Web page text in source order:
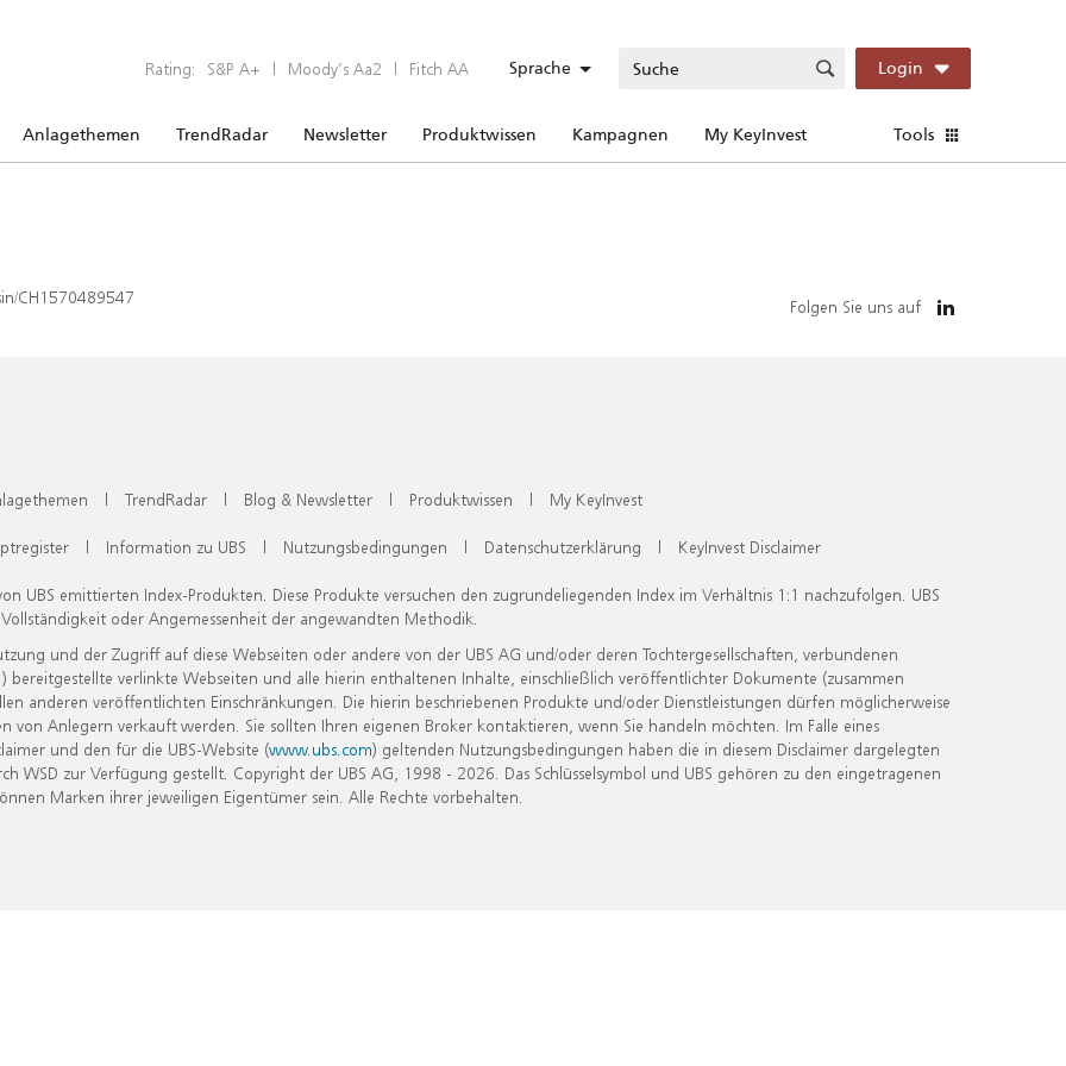
Rating: S&P A+ | Moody’s Aa2 | Fitch AA Sprache Login
Anlagethemen TrendRadar Newsletter Produktwissen Kampagnen My KeyInvest Tools
CH1570489547 Folgen Sie uns auf
| TrendRadar | Blog & Newsletter | Produktwissen | My KeyInvest
| Information zu UBS | Nutzungsbedingungen | Datenschutzerklärung | KeyInvest Disclaimer
UBS emittierten Index-Produkten. Diese Produkte versuchen den zugrundeliegenden Index im Verhältnis 1:1 nachzufolgen. UBS
oder Angemessenheit der angewandten Methodik.
und der Zugriff auf diese Webseiten oder andere von der UBS AG und/oder deren Tochtergesellschaften, verbundenen
verlinkte Webseiten und alle hierin enthaltenen Inhalte, einschließlich veröffentlichter Dokumente (zusammen
anderen veröffentlichten Einschränkungen. Die hierin beschriebenen Produkte und/oder Dienstleistungen dürfen möglicherweise
Anlegern verkauft werden. Sie sollten Ihren eigenen Broker kontaktieren, wenn Sie handeln möchten. Im Falle eines
und den für die UBS-Website (www.ubs.com) geltenden Nutzungsbedingungen haben die in diesem Disclaimer dargelegten
zur Verfügung gestellt. Copyright der UBS AG, 1998 - 2026. Das Schlüsselsymbol und UBS gehören zu den eingetragenen
Marken ihrer jeweiligen Eigentümer sein. Alle Rechte vorbehalten.